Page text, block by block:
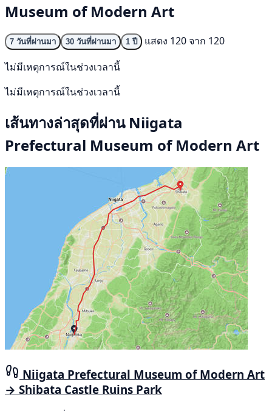
Museum of Modern Art
7 วันที่ผ่านมา 30 วันที่ผ่านมา 1 ปี
แสดง 120 จาก 120
ไม่มีเหตุการณ์ในช่วงเวลานี้
ไม่มีเหตุการณ์ในช่วงเวลานี้
เส้นทางล่าสุดที่ผ่าน Niigata
Prefectural Museum of Modern Art
Niigata Prefectural Museum of Modern Art
→ Shibata Castle Ruins Park